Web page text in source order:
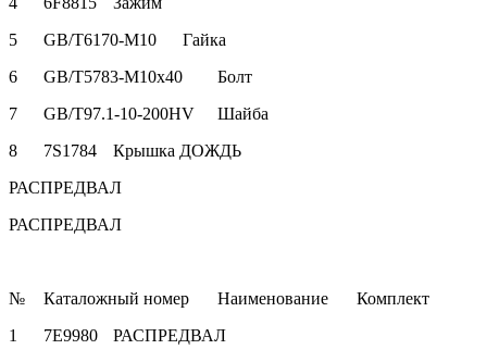
5
GB/T6170-M10
Гайка
6
GB/T5783-M10x40
Болт
7
GB/T97.1-10-200HV
Шайба
8
7S1784
Крышка ДОЖДЬ
РАСПРЕДВАЛ
РАСПРЕДВАЛ
№ Каталожный номер Наименование
Комплект
1
7E9980
РАСПРЕДВАЛ